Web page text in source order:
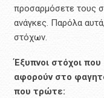
προσαρμόσετε τους
ανάγκες. Παρόλα
στόχων.
Έξυπνοι στόχοι που
αφορούν στο
που τρώτε: